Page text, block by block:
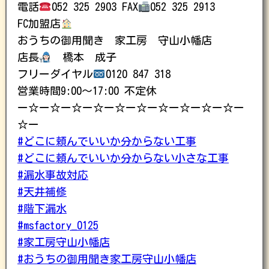
電話
052 325 2903 FAX
052 325 2913
FC加盟店
おうちの御用聞き 家工房 守山小幡店
店長
橋本 成子
フリーダイヤル
0120 847 318
営業時間9:00〜17:00 不定休
ー☆ー☆ー☆ー☆ー☆ー☆ー☆ー☆ー☆ー☆ー
☆ー
#どこに頼んでいいか分からない工事
#どこに頼んでいいか分からない小さな工事
#漏水事故対応
#天井補修
#階下漏水
#msfactory_0125
#家工房守山小幡店
#おうちの御用聞き家工房守山小幡店